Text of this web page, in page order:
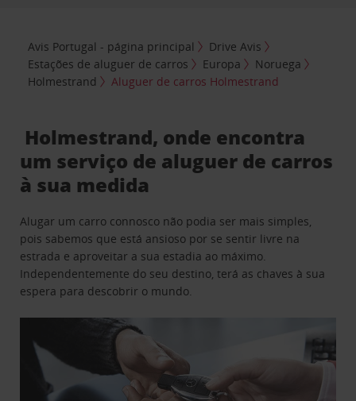
Avis Portugal - página principal
Drive Avis
Estações de aluguer de carros
Europa
Noruega
Holmestrand
Aluguer de carros Holmestrand
Holmestrand, onde encontra
um serviço de aluguer de carros
à sua medida
Alugar um carro connosco não podia ser mais simples,
pois sabemos que está ansioso por se sentir livre na
estrada e aproveitar a sua estadia ao máximo.
Independentemente do seu destino, terá as chaves à sua
espera para descobrir o mundo.